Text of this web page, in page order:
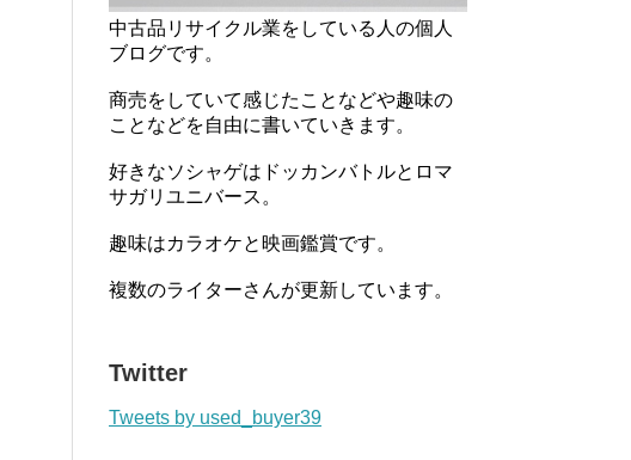
中古品リサイクル業をしている人の個人
ブログです。
商売をしていて感じたことなどや趣味の
ことなどを自由に書いていきます。
好きなソシャゲはドッカンバトルとロマ
サガリユニバース。
趣味はカラオケと映画鑑賞です。
複数のライターさんが更新しています。
Twitter
Tweets by used_buyer39